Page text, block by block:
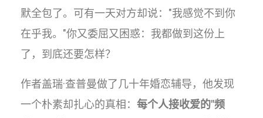
默全包了。可有一天对方却说："我感觉不到你
在乎我。"你又委屈又困惑：我都做到这份上
了，到底还要怎样？
作者盖瑞·查普曼做了几十年婚恋辅导，他发现
一个朴素却扎心的真相： 每个人接收爱的"频